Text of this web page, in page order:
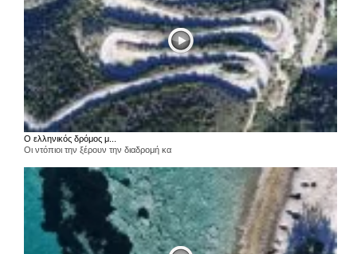
Ο ελληνικός δρόμος μ...
Οι ντόπιοι την ξέρουν την διαδρομή κα